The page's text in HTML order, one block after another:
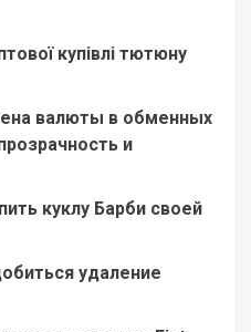
купівлі тютюну
валюты в обменных
и
куклу Барби своей
удаление